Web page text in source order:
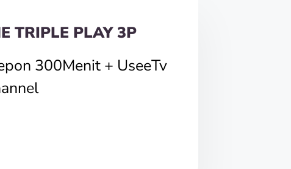
TRIPLE PLAY 3P
300Menit + UseeTv